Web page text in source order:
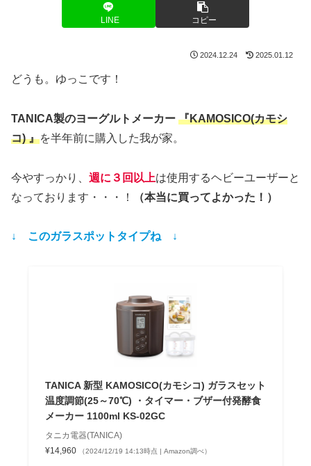
LINE コピー
2024.12.24 2025.01.12
どうも。ゆっこです！
TANICA製のヨーグルトメーカー 『KAMOSICO(カモシ
コ) 』を半年前に購入した我が家。
今やすっかり、 週に３回以上は使用するヘビーユーザーと
なっております・・・！
（本当に買ってよかった！）
↓ このガラスポットタイプね ↓
TANICA 新型 KAMOSICO(カモシコ) ガラスセット
温度調節(25～70℃) ・タイマー・ブザー付発酵食
メーカー 1100ml KS-02GC
タニカ電器(TANICA)
¥14,960
（2024/12/19 14:13時点 | Amazon調べ）